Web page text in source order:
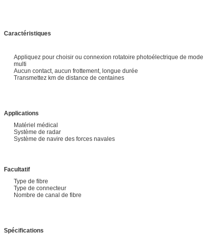
Caractéristiques
Appliquez pour choisir ou connexion rotatoire photoélectrique de mode
multi
Aucun contact, aucun frottement, longue durée
Transmettez km de distance de centaines
Applications
Matériel médical
Système de radar
Système de navire des forces navales
Facultatif
Type de fibre
Type de connecteur
Nombre de canal de fibre
Spécifications